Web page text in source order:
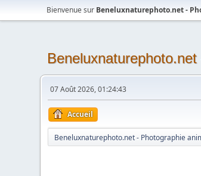
Bienvenue sur Beneluxnaturephoto.net -
07 Août 2026, 01:24:43
Accueil
Beneluxnaturephoto.net - Photographie